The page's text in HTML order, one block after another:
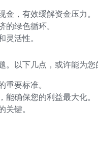
，有效缓解资金压力。
绿色循环。
活性。
以下几点，或许能为您
要标准。
确保您的利益最大化。
键。